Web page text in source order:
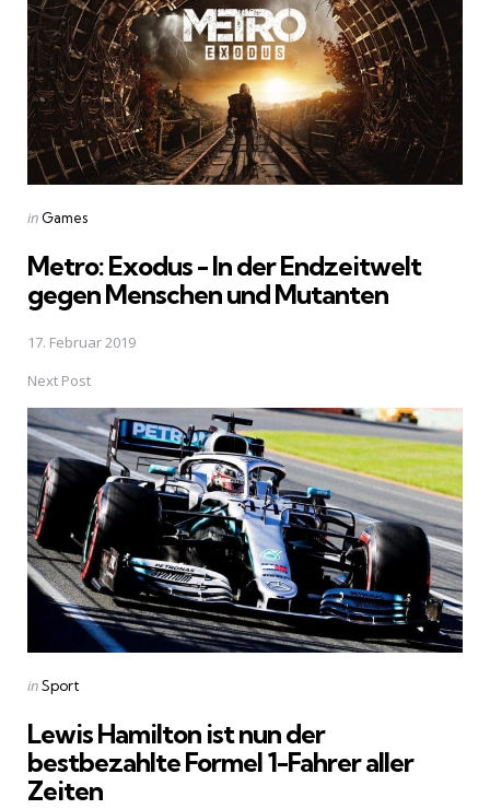
Posted
in Games
Metro: Exodus - In der Endzeitwelt
gegen Menschen und Mutanten
17. Februar 2019
Next Post
Posted
inSport
Lewis Hamilton ist nun der
bestbezahlte Formel 1-Fahrer aller
Zeiten